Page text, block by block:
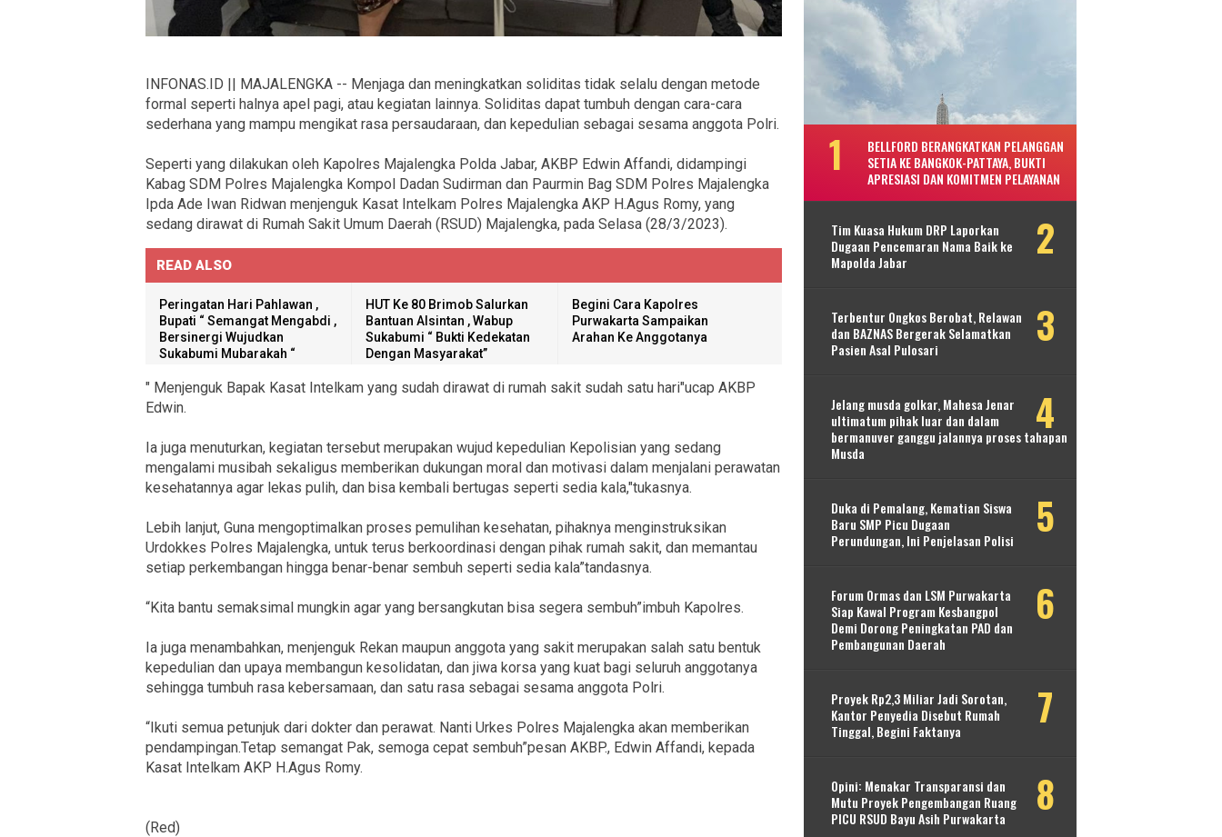
INFONAS.ID || MAJALENGKA -- Menjaga dan meningkatkan soliditas tidak selalu dengan metode
formal seperti halnya apel pagi, atau kegiatan lainnya. Soliditas dapat tumbuh dengan cara-cara
sederhana yang mampu mengikat rasa persaudaraan, dan kepedulian sebagai sesama anggota Polri.
Seperti yang dilakukan oleh Kapolres Majalengka Polda Jabar, AKBP Edwin Affandi, didampingi
Kabag SDM Polres Majalengka Kompol Dadan Sudirman dan Paurmin Bag SDM Polres Majalengka
Ipda Ade Iwan Ridwan menjenguk Kasat Intelkam Polres Majalengka AKP H.Agus Romy, yang
sedang dirawat di Rumah Sakit Umum Daerah (RSUD) Majalengka, pada Selasa (28/3/2023).
READ ALSO
Peringatan Hari Pahlawan ,
Bupati “ Semangat Mengabdi ,
Bersinergi Wujudkan
Sukabumi Mubarakah “
HUT Ke 80 Brimob Salurkan
Bantuan Alsintan , Wabup
Sukabumi “ Bukti Kedekatan
Dengan Masyarakat”
Begini Cara Kapolres
Purwakarta Sampaikan
Arahan Ke Anggotanya
" Menjenguk Bapak Kasat Intelkam yang sudah dirawat di rumah sakit sudah satu hari"ucap AKBP
Edwin.
Ia juga menuturkan, kegiatan tersebut merupakan wujud kepedulian Kepolisian yang sedang
mengalami musibah sekaligus memberikan dukungan moral dan motivasi dalam menjalani perawatan
kesehatannya agar lekas pulih, dan bisa kembali bertugas seperti sedia kala,"tukasnya.
Lebih lanjut, Guna mengoptimalkan proses pemulihan kesehatan, pihaknya menginstruksikan
Urdokkes Polres Majalengka, untuk terus berkoordinasi dengan pihak rumah sakit, dan memantau
setiap perkembangan hingga benar-benar sembuh seperti sedia kala”tandasnya.
“Kita bantu semaksimal mungkin agar yang bersangkutan bisa segera sembuh”imbuh Kapolres.
Ia juga menambahkan, menjenguk Rekan maupun anggota yang sakit merupakan salah satu bentuk
kepedulian dan upaya membangun kesolidatan, dan jiwa korsa yang kuat bagi seluruh anggotanya
sehingga tumbuh rasa kebersamaan, dan satu rasa sebagai sesama anggota Polri.
“Ikuti semua petunjuk dari dokter dan perawat. Nanti Urkes Polres Majalengka akan memberikan
pendampingan.Tetap semangat Pak, semoga cepat sembuh”pesan AKBP., Edwin Affandi, kepada
Kasat Intelkam AKP H.Agus Romy.
(Red)
BELLFORD BERANGKATKAN PELANGGAN
SETIA KE BANGKOK-PATTAYA, BUKTI
APRESIASI DAN KOMITMEN PELAYANAN
Tim Kuasa Hukum DRP Laporkan
Dugaan Pencemaran Nama Baik ke
Mapolda Jabar
Terbentur Ongkos Berobat, Relawan
dan BAZNAS Bergerak Selamatkan
Pasien Asal Pulosari
Jelang musda golkar, Mahesa Jenar
ultimatum pihak luar dan dalam
bermanuver ganggu jalannya proses tahapan
Musda
Duka di Pemalang, Kematian Siswa
Baru SMP Picu Dugaan
Perundungan, Ini Penjelasan Polisi
Forum Ormas dan LSM Purwakarta
Siap Kawal Program Kesbangpol
Demi Dorong Peningkatan PAD dan
Pembangunan Daerah
Proyek Rp2,3 Miliar Jadi Sorotan,
Kantor Penyedia Disebut Rumah
Tinggal, Begini Faktanya
Opini: Menakar Transparansi dan
Mutu Proyek Pengembangan Ruang
PICU RSUD Bayu Asih Purwakarta